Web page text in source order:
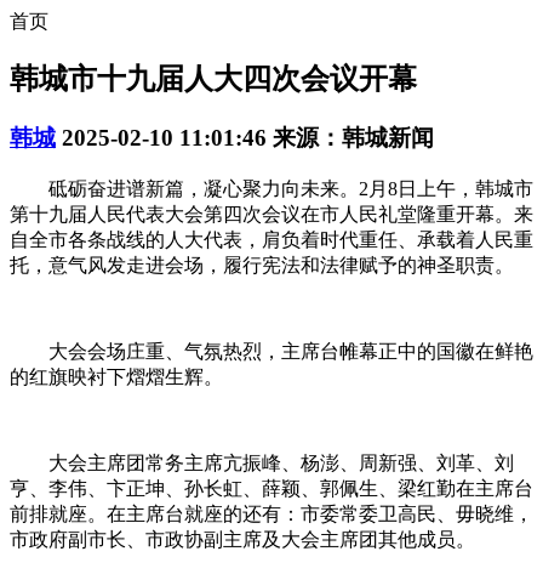
首页
韩城市十九届人大四次会议开幕
韩城 2025-02-10 11:01:46 来源：韩城新闻
砥砺奋进谱新篇，凝心聚力向未来。2月8日上午，韩城市
第十九届人民代表大会第四次会议在市人民礼堂隆重开幕。来
自全市各条战线的人大代表，肩负着时代重任、承载着人民重
托，意气风发走进会场，履行宪法和法律赋予的神圣职责。
大会会场庄重、气氛热烈，主席台帷幕正中的国徽在鲜艳
的红旗映衬下熠熠生辉。
大会主席团常务主席亢振峰、杨澎、周新强、刘革、刘
亨、李伟、卞正坤、孙长虹、薛颖、郭佩生、梁红勤在主席台
前排就座。在主席台就座的还有：市委常委卫高民、毋晓维，
市政府副市长、市政协副主席及大会主席团其他成员。